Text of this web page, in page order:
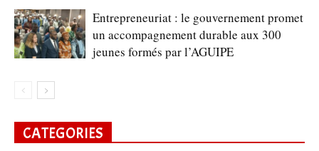
Entrepreneuriat : le gouvernement promet
un accompagnement durable aux 300
jeunes formés par l’AGUIPE
CATEGORIES